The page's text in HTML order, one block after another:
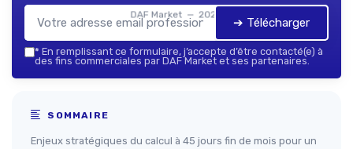
DAF Market — 2026
➔ Télécharger
* En remplissant ce formulaire, j’accepte d’être contacté(e) à
des fins commerciales par DAF Market et ses partenaires.
SOMMAIRE
Enjeux stratégiques du calcul à 45 jours fin de mois pour un